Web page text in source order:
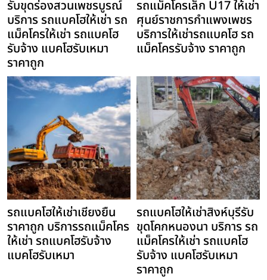
รับขุดร่องสวนเพชรบูรณ์
บริการ รถแบคโฮให้เช่า รถ
แม็คโครให้เช่า รถแบคโฮ
รับจ้าง แบคโฮรับเหมา
ราคาถูก
รถแม็คโครเล็ก U17 ให้เช่า
ศุนย์ราชการกำแพงเพชร
บริการให้เช่ารถแบคโฮ รถ
แม็คโครรับจ้าง ราคาถูก
รถแบคโฮให้เช่าเชียงยืน
ราคาถูก บริการรถแม็คโคร
ให้เช่า รถแบคโฮรับจ้าง
แบคโฮรับเหมา
รถแบคโฮให้เช่าสิงห์บุรีรับ
ขุดโคกหนองนา บริการ รถ
แม็คโครให้เช่า รถแบคโฮ
รับจ้าง แบคโฮรับเหมา
ราคาถูก